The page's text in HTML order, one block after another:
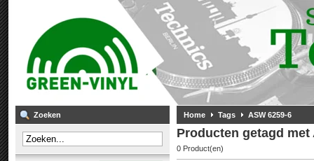
Zoeken Home Tags ASW 6259-6
Producten getagd met
0 Product(en)